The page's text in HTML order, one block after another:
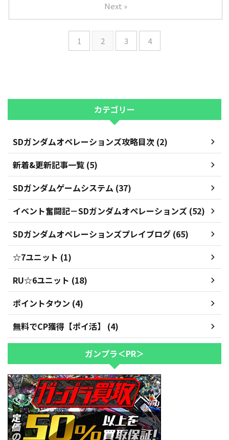
1 2 3 4
Next »
カテゴリー
SDガンダムオペレーションズ攻略目次 (2)
新着&更新記事一覧 (5)
SDガンダムゲームシステム (37)
イベント奮闘記－SDガンダムオペレーションズ (52)
SDガンダムオペレーションズプレイブログ (65)
☆7ユニット (1)
RU☆6ユニット (18)
ポイントタウン (4)
無料でCP獲得【ポイ活】 (4)
ガンプラ＜PR＞